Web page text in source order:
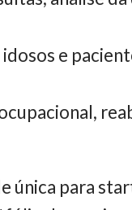
e
única para